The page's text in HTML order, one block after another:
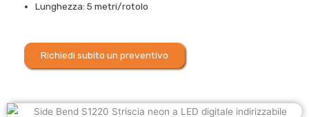
Lunghezza: 5 metri/rotolo
Richiedi subito un preventivo